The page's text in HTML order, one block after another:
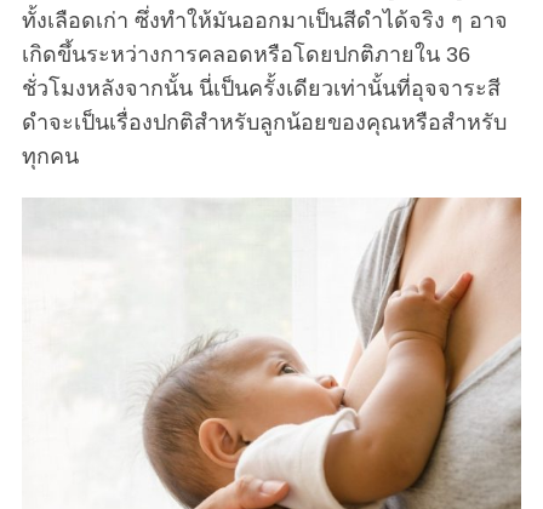
ทั้งเลือดเก่า ซึ่งทำให้มันออกมาเป็นสีดำได้จริง ๆ อาจ
เกิดขึ้นระหว่างการคลอดหรือโดยปกติภายใน 36
ชั่วโมงหลังจากนั้น นี่เป็นครั้งเดียวเท่านั้นที่อุจจาระสี
ดำจะเป็นเรื่องปกติสำหรับลูกน้อยของคุณหรือสำหรับ
ทุกคน